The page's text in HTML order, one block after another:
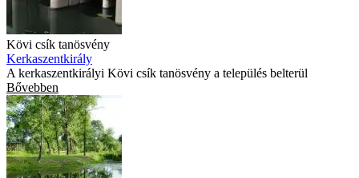
Kövi csík tanösvény
Kerkaszentkirály
A kerkaszentkirályi Kövi csík tanösvény a település belterül
Bővebben